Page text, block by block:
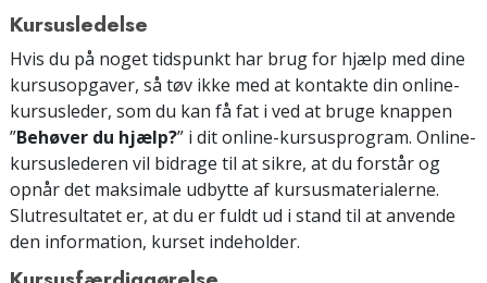
Kursusledelse
Hvis du på noget tidspunkt har brug for hjælp med dine
kursusopgaver, så tøv ikke med at kontakte din online-
kursusleder, som du kan få fat i ved at bruge knappen
”Behøver du hjælp?” i dit online-kursusprogram. Online-
kursuslederen vil bidrage til at sikre, at du forstår og
opnår det maksimale udbytte af kursusmaterialerne.
Slutresultatet er, at du er fuldt ud i stand til at anvende
den information, kurset indeholder.